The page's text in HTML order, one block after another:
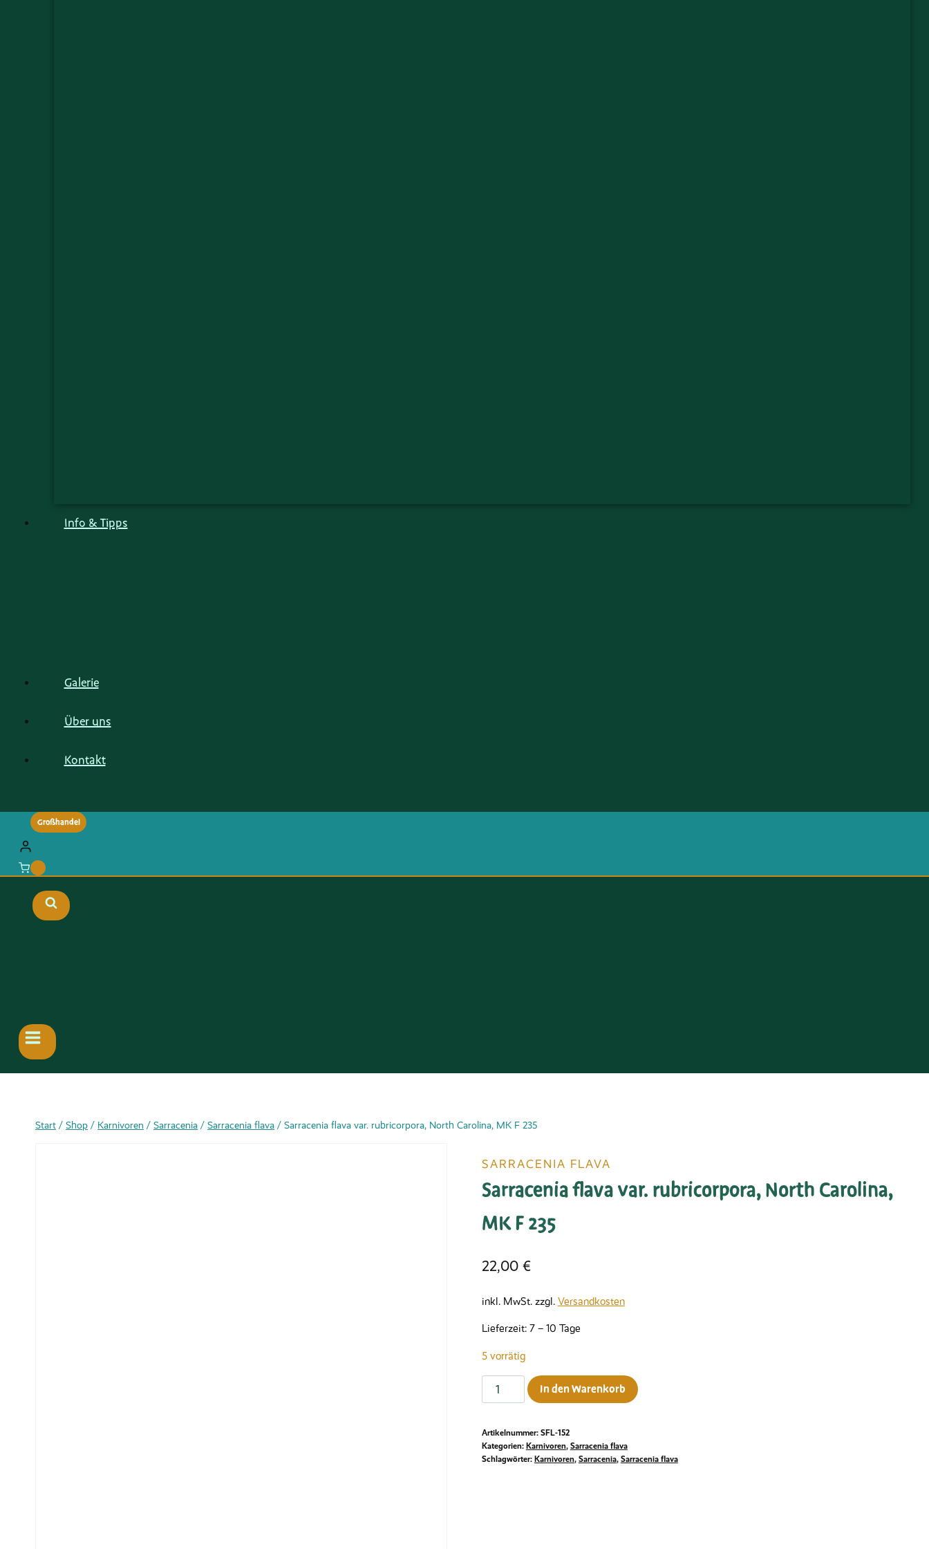
Info & Tipps
Galerie
Über uns
Kontakt
Großhandel
Start / Shop / Karnivoren / Sarracenia / Sarracenia flava / Sarracenia flava var. rubricorpora, North Carolina, MK F 235
SARRACENIA FLAVA
Sarracenia flava var. rubricorpora, North Carolina,
MK F 235
22,00 €
inkl. MwSt. zzgl. Versandkosten
Lieferzeit: 7 – 10 Tage
5 vorrätig
Sarracenia
flava
rubricorpora,
North
In den Warenkorb
Artikelnummer: SFL-152
Kategorien: Karnivoren, Sarracenia flava
Schlagwörter: Karnivoren, Sarracenia, Sarracenia flava